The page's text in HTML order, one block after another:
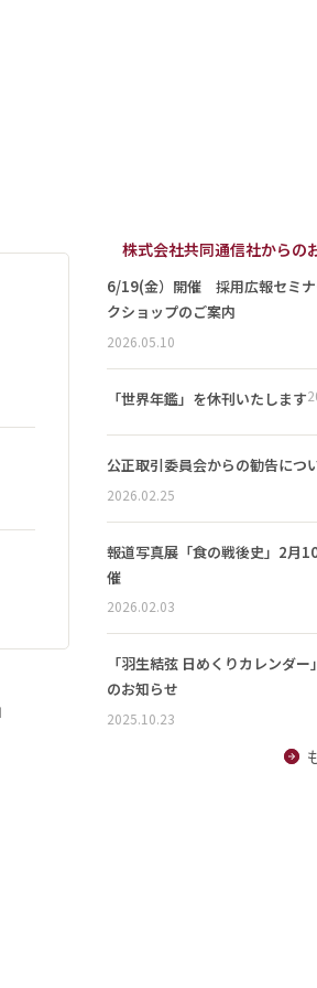
株式会社共同通信社からの
6/19(金）開催 採用広報セミナ
クショップのご案内
2026.05.10
「世界年鑑」を休刊いたします
公正取引委員会からの勧告につ
2026.02.25
報道写真展「食の戦後史」2月
催
2026.02.03
「羽生結弦 日めくりカレンダ
のお知らせ
2025.10.23